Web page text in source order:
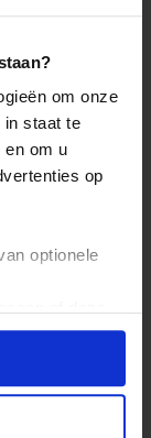
om onze
in staat te
om u
op
optionele
voor de